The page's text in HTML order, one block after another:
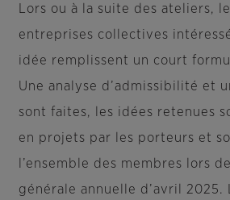
Lors ou à la suite des ateliers,
entreprises collectives
idée remplissent un court
Une analyse d’admissibilité et
sont faites, les idées retenues
en projets par les porteurs et
l’ensemble des membres lors
générale annuelle d’avril 2025.